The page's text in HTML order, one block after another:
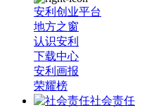
安利创业平台
地方之窗
认识安利
下载中心
安利画报
荣耀榜
社会责任